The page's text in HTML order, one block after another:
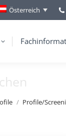
Österreich
Profile/